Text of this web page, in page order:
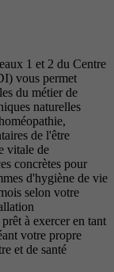
1 et 2 du Centre
vous permet
du métier de
naturelles
de l'être
vitale de
concrètes pour
d'hygiène de vie
selon votre
à exercer en tant
votre propre
et de santé